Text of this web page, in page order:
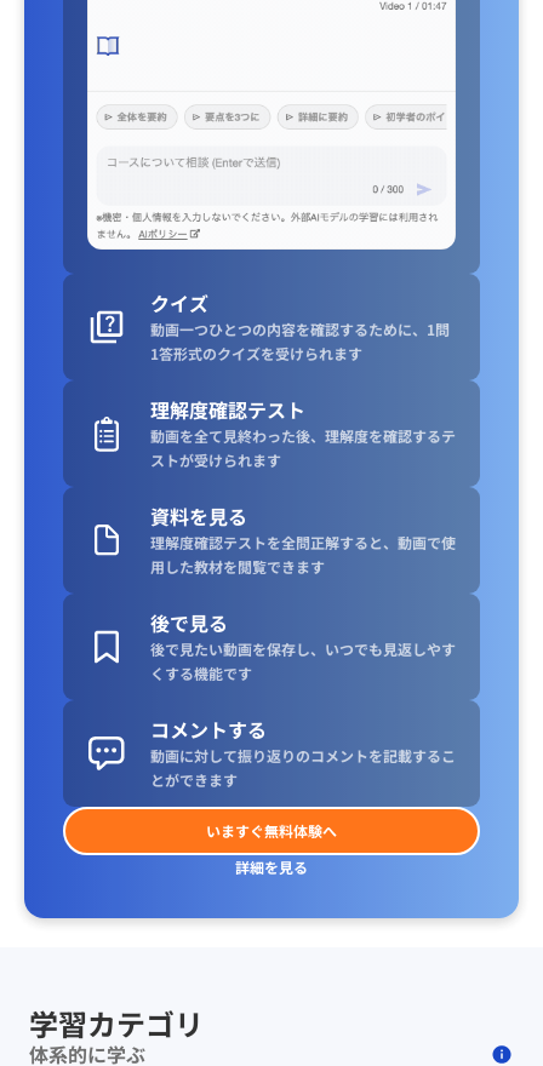
クイズ
動画一つひとつの内容を確認するために、1問
1答形式のクイズを受けられます
理解度確認テスト
動画を全て見終わった後、理解度を確認するテ
ストが受けられます
資料を見る
理解度確認テストを全問正解すると、動画で使
用した教材を閲覧できます
後で見る
後で見たい動画を保存し、いつでも見返しやす
くする機能です
コメントする
動画に対して振り返りのコメントを記載するこ
とができます
いますぐ無料体験へ
詳細を見る
学習カテゴリ
体系的に学ぶ